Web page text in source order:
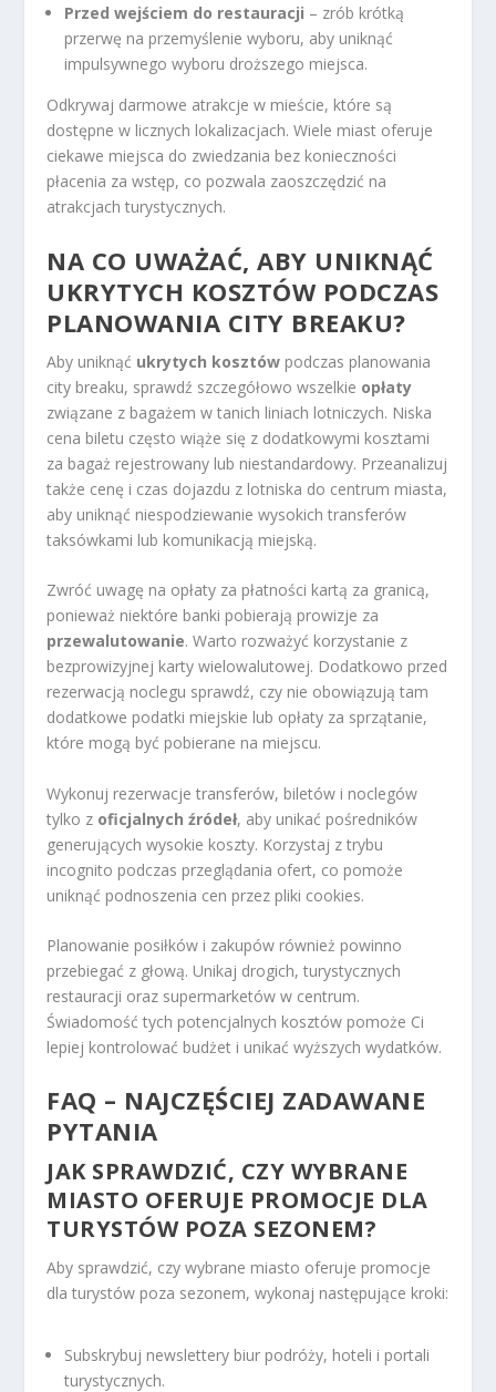
Przed wejściem do restauracji – zrób krótką
przerwę na przemyślenie wyboru, aby uniknąć
impulsywnego wyboru droższego miejsca.
Odkrywaj darmowe atrakcje w mieście, które są
dostępne w licznych lokalizacjach. Wiele miast oferuje
ciekawe miejsca do zwiedzania bez konieczności
płacenia za wstęp, co pozwala zaoszczędzić na
atrakcjach turystycznych.
NA CO UWAŻAĆ, ABY UNIKNĄĆ
UKRYTYCH KOSZTÓW PODCZAS
PLANOWANIA CITY BREAKU?
Aby uniknąć ukrytych kosztów podczas planowania
city breaku, sprawdź szczegółowo wszelkie opłaty
związane z bagażem w tanich liniach lotniczych. Niska
cena biletu często wiąże się z dodatkowymi kosztami
za bagaż rejestrowany lub niestandardowy. Przeanalizuj
także cenę i czas dojazdu z lotniska do centrum miasta,
aby uniknąć niespodziewanie wysokich transferów
taksówkami lub komunikacją miejską.
Zwróć uwagę na opłaty za płatności kartą za granicą,
ponieważ niektóre banki pobierają prowizje za
przewalutowanie. Warto rozważyć korzystanie z
bezprowizyjnej karty wielowalutowej. Dodatkowo przed
rezerwacją noclegu sprawdź, czy nie obowiązują tam
dodatkowe podatki miejskie lub opłaty za sprzątanie,
które mogą być pobierane na miejscu.
Wykonuj rezerwacje transferów, biletów i noclegów
tylko z oficjalnych źródeł, aby unikać pośredników
generujących wysokie koszty. Korzystaj z trybu
incognito podczas przeglądania ofert, co pomoże
uniknąć podnoszenia cen przez pliki cookies.
Planowanie posiłków i zakupów również powinno
przebiegać z głową. Unikaj drogich, turystycznych
restauracji oraz supermarketów w centrum.
Świadomość tych potencjalnych kosztów pomoże Ci
lepiej kontrolować budżet i unikać wyższych wydatków.
FAQ – NAJCZĘŚCIEJ ZADAWANE
PYTANIA
JAK SPRAWDZIĆ, CZY WYBRANE
MIASTO OFERUJE PROMOCJE DLA
TURYSTÓW POZA SEZONEM?
Aby sprawdzić, czy wybrane miasto oferuje promocje
dla turystów poza sezonem, wykonaj następujące kroki:
Subskrybuj newslettery biur podróży, hoteli i portali
turystycznych.